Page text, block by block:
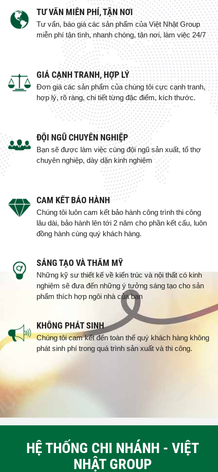
TƯ VẤN MIỄN PHÍ, TẬN NƠI
Tư vấn, báo giá các sản phẩm của Việt Nhật Group
miễn phí tận tình, nhanh chóng, tận nơi, làm việc 24/7
GIÁ CẠNH TRANH, HỢP LÝ
Đơn giá các sản phẩm của chúng tôi cực cạnh tranh,
hợp lý, rõ ràng, chi tiết từng đặc điểm, kích thước.
ĐỘI NGŨ CHUYÊN NGHIỆP
Bạn sẽ được làm việc cùng đội ngũ sản xuất, tổ thợ
chuyên nghiệp, dày dặn kinh nghiệm
CAM KẾT BẢO HÀNH
Chúng tôi luôn cam kết bảo hành công trình thi công
lâu dài, bảo hành lên tới 2 năm cho phần kết cấu, luôn
đồng hành cùng quý khách hàng.
SÁNG TẠO VÀ THẨM MỸ
Những kỹ sư thiết kế về kiến trúc và nội thất có kinh
nghiệm sẽ đưa đến những ý tưởng sáng tạo cho sản
phẩm thích hợp ngôi nhà của bạn
KHÔNG PHÁT SINH
Chúng tôi cam kết đến toàn thể quý khách hàng không
phát sinh phí trong quá trình sản xuất và thi công.
HỆ THỐNG CHI NHÁNH - VIỆT
NHẬT GROUP